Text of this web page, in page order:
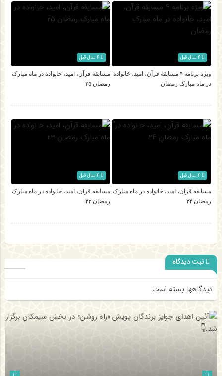
4 سال قبل
ویژه برنامه ۴ مسابقه قرآن، امید، خانواده
در ماه مبارک رمضان
مسابقه قرآن، امید، خانواده در ماه مبارک
رمضان ۲۵
4 سال قبل
مسابقه قرآن، امید، خانواده در ماه مبارک
رمضان ۲۴
مسابقه قرآن، امید، خانواده در ماه مبارک
رمضان ۲۳
ثبت دیدگاه
دیدگاهها بسته است.